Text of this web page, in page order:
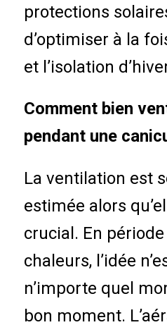
protections
d’optimiser à la
et l’isolation
Comment bien
pendant une
La ventilation est
estimée alors
crucial. En
chaleurs, l’idée
n’importe quel
bon moment.